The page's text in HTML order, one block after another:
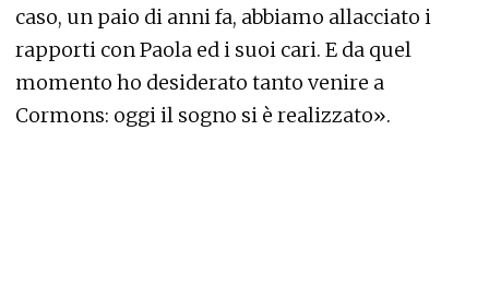
caso, un paio di anni fa, abbiamo allacciato i
rapporti con Paola ed i suoi cari. E da quel
momento ho desiderato tanto venire a
Cormons: oggi il sogno si è realizzato».